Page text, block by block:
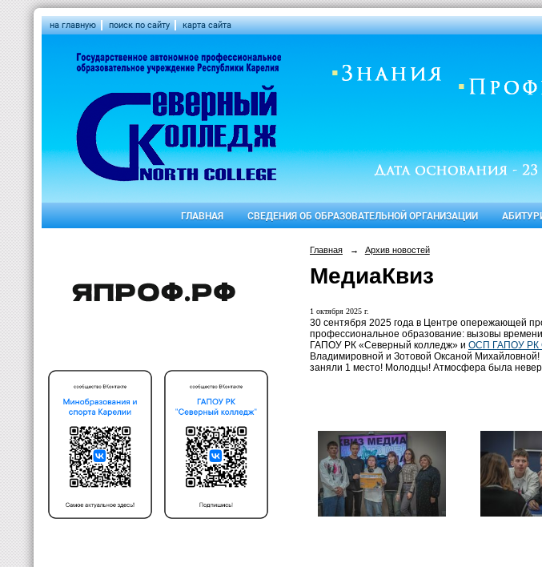
на главную поиск по сайту карта сайта
ГЛАВНАЯ СВЕДЕНИЯ ОБ ОБРАЗОВАТЕЛЬНОЙ ОРГАНИЗАЦИИ
Главная → Архив новостей
МедиаКвиз
1 октября 2025 г.
30 сентября 2025 года в Центре опережающей
профессиональное образование: вызовы
ГАПОУ РК «Северный колледж» и ОСП ГАПОУ РК
Владимировной и Зотовой Оксаной
заняли 1 место! Молодцы! Атмосфера была